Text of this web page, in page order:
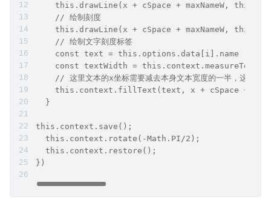
this.drawLine(x + cSpace + maxNameW,
    // 绘制刻度
this.drawLine(x + cSpace + maxNameW,
    // 绘制文字刻度标签
    const text = this.options.data[i].name
const textWidth =
// 这里文本的x坐标需要减去本身文本宽度的一半，这样
this.context.fillText(text, x + cSpace +
  }
this.context.save();
  this.context.rotate(-Math.PI/2);
  this.context.restore();
})